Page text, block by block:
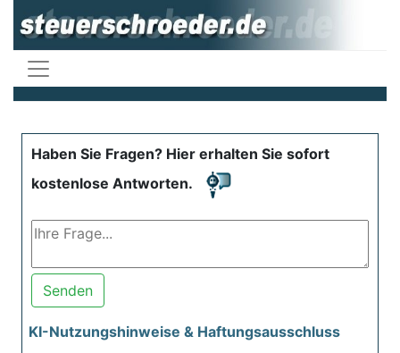
Haben Sie Fragen? Hier erhalten Sie sofort
kostenlose Antworten.
Senden
KI-Nutzungshinweise & Haftungsausschluss